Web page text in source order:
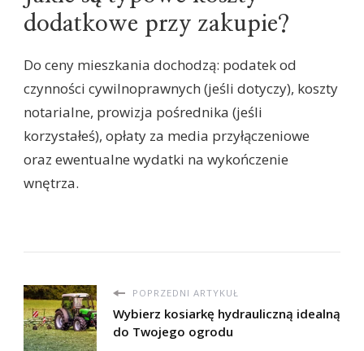
dodatkowe przy zakupie?
Do ceny mieszkania dochodzą: podatek od
czynności cywilnoprawnych (jeśli dotyczy), koszty
notarialne, prowizja pośrednika (jeśli
korzystałeś), opłaty za media przyłączeniowe
oraz ewentualne wydatki na wykończenie
wnętrza.
POPRZEDNI ARTYKUŁ
Wybierz kosiarkę hydrauliczną idealną
do Twojego ogrodu